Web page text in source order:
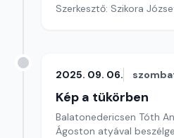
Szerkesztő: Szikora
2025. 09. 06.
Kép a tükörben
Balatonedericsen Tóth
Ágoston atyával